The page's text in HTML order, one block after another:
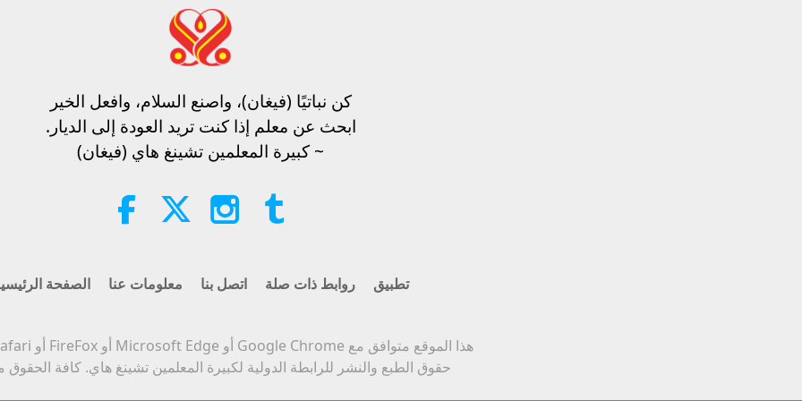
كن نباتيًا (فيغان)، واصنع السلام، وافعل الخير​
ابحث عن معلم إذا كنت تريد العودة إلى الديار.
~ كبيرة المعلمين تشينغ هاي (فيغان)
الصفحة معلومات عنا اتصل بنا روابط ذات صلة تطبيق
هذا الموقع متوافق مع Google Chrome أو Microsoft Edge أو FireFox أو Safari أو Opera.
حقوق الطبع والنشر للرابطة الدولية لكبيرة المعلمين تشينغ هاي. كافة